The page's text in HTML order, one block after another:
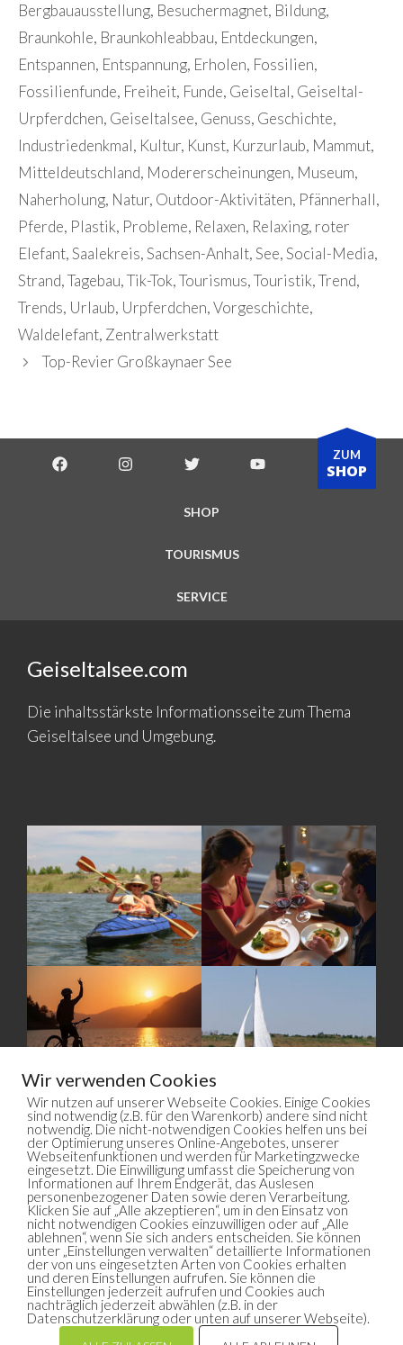
Bergbauausstellung, Besuchermagnet, Bildung,
Braunkohle, Braunkohleabbau, Entdeckungen,
Entspannen, Entspannung, Erholen, Fossilien,
Fossilienfunde, Freiheit, Funde, Geiseltal, Geiseltal-
Urpferdchen, Geiseltalsee, Genuss, Geschichte,
Industriedenkmal, Kultur, Kunst, Kurzurlaub, Mammut,
Mitteldeutschland, Modererscheinungen, Museum,
Naherholung, Natur, Outdoor-Aktivitäten, Pfännerhall,
Pferde, Plastik, Probleme, Relaxen, Relaxing, roter
Elefant,Saalekreis,Sachsen-Anhalt,See,Social-Media,
Strand,Tagebau,Tik-Tok,Tourismus,Touristik,Trend,
Trends, Urlaub, Urpferdchen,Vorgeschichte,
Waldelefant, Zentralwerkstatt
Top-Revier Großkaynaer See
SHOP
TOURISMUS
SERVICE
ZUM
SHOP
Geiseltalsee.com
Die inhaltsstärkste Informationsseite zum Thema
Geiseltalsee und Umgebung.
© 2026Geiseltalsee.com| Alle Rechte vorbehalten
Impressum Datenschutz
Haftungsausschluss
AGB
VERTRAG WIDERRUFEN
Wir verwenden Cookies
Wir nutzen auf unserer Webseite Cookies. Einige Cookies
sind notwendig (z.B. für den Warenkorb) andere sind nicht
notwendig. Die nicht-notwendigen Cookies helfen uns bei
der Optimierung unseres Online-Angebotes, unserer
Webseitenfunktionen und werden für Marketingzwecke
eingesetzt. Die Einwilligung umfasst die Speicherung von
Informationen auf Ihrem Endgerät, das Auslesen
personenbezogener Daten sowie deren Verarbeitung.
Klicken Sie auf „Alle akzeptieren“, um in den Einsatz von
nicht notwendigen Cookies einzuwilligen oder auf „Alle
ablehnen“, wenn Sie sich anders entscheiden. Sie können
unter „Einstellungen verwalten“ detaillierte Informationen
der von uns eingesetzten Arten von Cookies erhalten
und deren Einstellungen aufrufen. Sie können die
Einstellungen jederzeit aufrufen und Cookies auch
nachträglich jederzeit abwählen (z.B. in der
Datenschutzerklärung oder unten auf unserer Webseite).